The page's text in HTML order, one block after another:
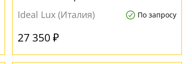
Ideal Lux (Италия)
По запросу
27 350 ₽